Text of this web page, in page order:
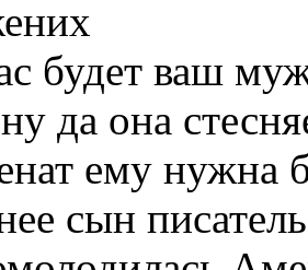
будет ваш
да она
ему нужна
сын